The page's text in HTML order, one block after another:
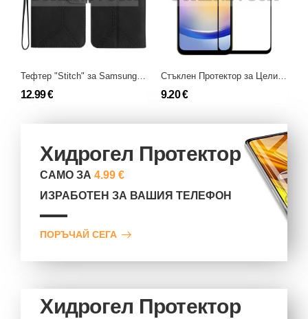
Тефтер "Stitch" за Samsung Galaxy A26
12.99 €
Стъклен Протектор за Целия Екран Full Glue за Samsung Galaxy A26
9.20 €
Хидрогел Протектор
САМО ЗА4.99 €
ИЗРАБОТЕН ЗА ВАШИЯ ТЕЛЕФОН
ПОРЪЧАЙ СЕГА
Хидрогел Протектор